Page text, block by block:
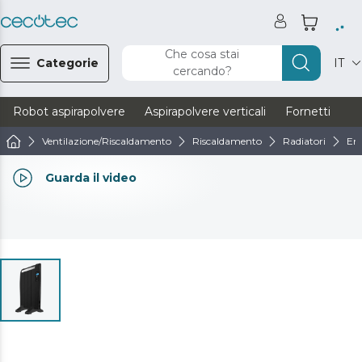
Categorie
Che cosa stai
cercando?
IT
Robot aspirapolvere Aspirapolvere verticali Fornetti
Ventilazione/Riscaldamento Riscaldamento Radiatori
Guarda il video